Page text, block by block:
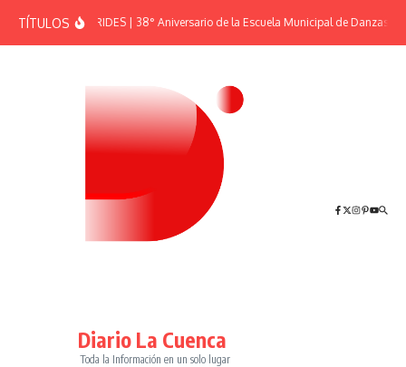
TÍTULOSEFEMÉRIDES | 38° Aniversario de la Escuela Municipal de Danzas “El
Diario La Cuenca
Toda la Información en un solo lugar